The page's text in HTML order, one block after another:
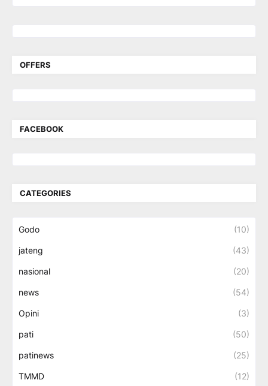
OFFERS
FACEBOOK
CATEGORIES
Godo (10)
jateng (43)
nasional (20)
news (54)
Opini (3)
pati (50)
patinews (25)
TMMD (12)